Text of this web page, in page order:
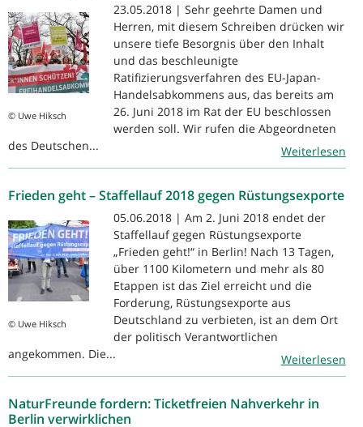
© Uwe Hiksch
23.05.2018 | Sehr geehrte Damen und
Herren, mit diesem Schreiben drücken wir
unsere tiefe Besorgnis über den Inhalt
und das beschleunigte
Ratifizierungsverfahren des EU-Japan-
Handelsabkommens aus, das bereits am
26. Juni 2018 im Rat der EU beschlossen
werden soll. Wir rufen die Abgeordneten
des Deutschen...
Weiterlesen
Frieden geht – Staffellauf 2018 gegen Rüstungsexporte
© Uwe Hiksch
05.06.2018 | Am 2. Juni 2018 endet der
Staffellauf gegen Rüstungsexporte
„Frieden geht!“ in Berlin! Nach 13 Tagen,
über 1100 Kilometern und mehr als 80
Etappen ist das Ziel erreicht und die
Forderung, Rüstungsexporte aus
Deutschland zu verbieten, ist an dem Ort
der politisch Verantwortlichen
angekommen. Die...
Weiterlesen
NaturFreunde fordern: Ticketfreien Nahverkehr in
Berlin verwirklichen